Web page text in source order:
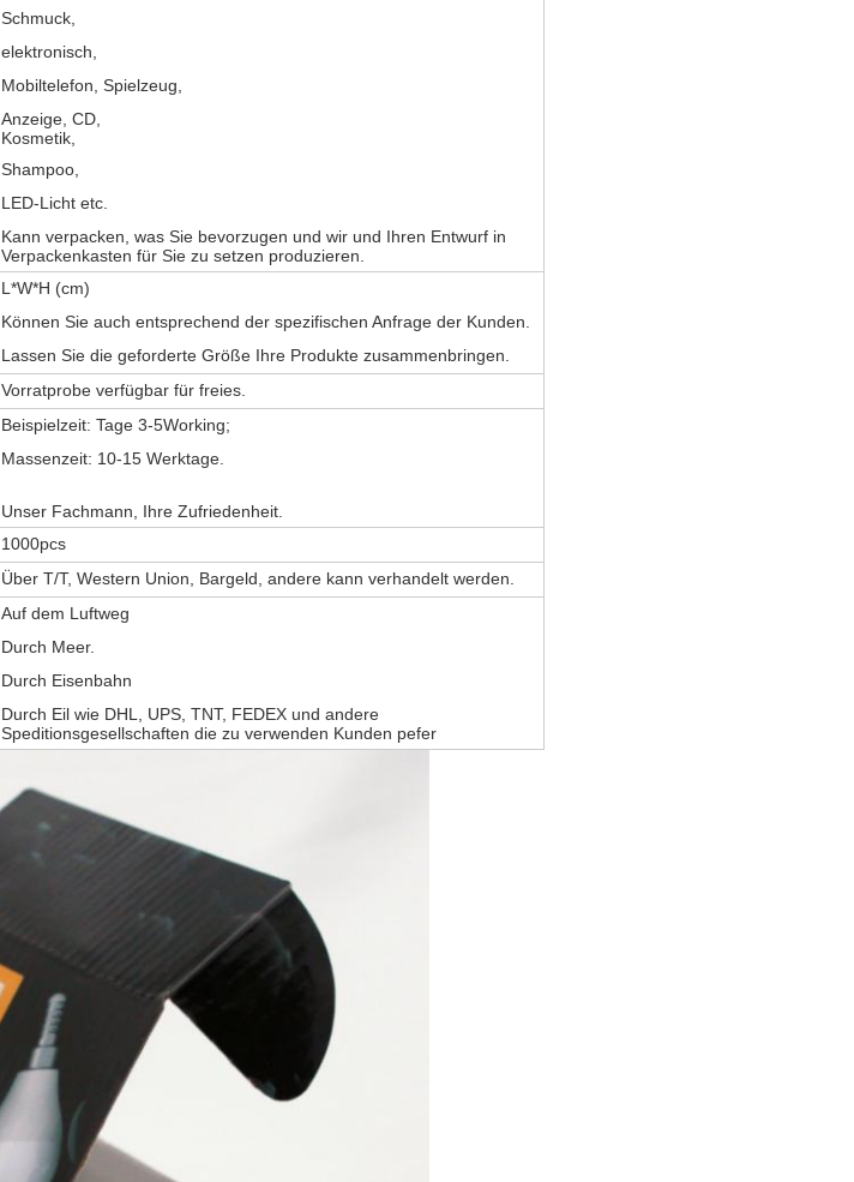
Schmuck,
elektronisch,
Mobiltelefon, Spielzeug,
Anzeige, CD,
Kosmetik,
Shampoo,
LED-Licht etc.
Kann verpacken, was Sie bevorzugen und wir und Ihren Entwurf in
Verpackenkasten für Sie zu setzen produzieren.
L*W*H (cm)
Können Sie auch entsprechend der spezifischen Anfrage der Kunden.
Lassen Sie die geforderte Größe Ihre Produkte zusammenbringen.
Vorratprobe verfügbar für freies.
Beispielzeit: Tage 3-5Working;
Massenzeit: 10-15 Werktage.
Unser Fachmann, Ihre Zufriedenheit.
1000pcs
Über T/T, Western Union, Bargeld, andere kann verhandelt werden.
Auf dem Luftweg
Durch Meer.
Durch Eisenbahn
Durch Eil wie DHL, UPS, TNT, FEDEX und andere
Speditionsgesellschaften die zu verwenden Kunden pefer